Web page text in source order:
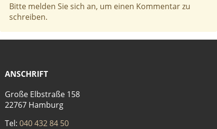
x
Bitte melden Sie sich an, um einen Kommentar zu
schreiben.
ANSCHRIFT
Große Elbstraße 158
22767 Hamburg
Tel: 040 432 84 50